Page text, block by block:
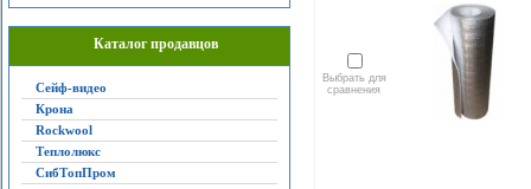
Каталог продавцов
Сейф-видео
Крона
Rockwool
Теплолюкс
СибТопПром
Выбрать для
сравнения